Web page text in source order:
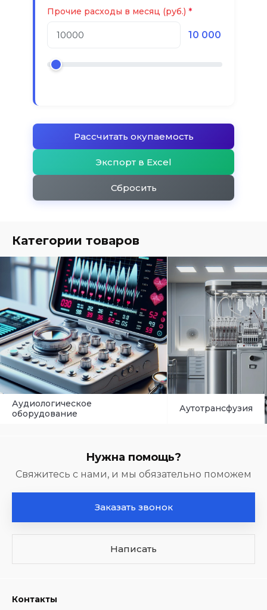
Прочие расходы в месяц (руб.)
10 000
Рассчитать окупаемость
Экспорт в Excel
Сбросить
Категории товаров
Аудиологическое
оборудование
Аутотрансфузия
Нужна помощь?
Свяжитесь с нами, и мы обязательно поможем
Заказать звонок
Написать
Контакты